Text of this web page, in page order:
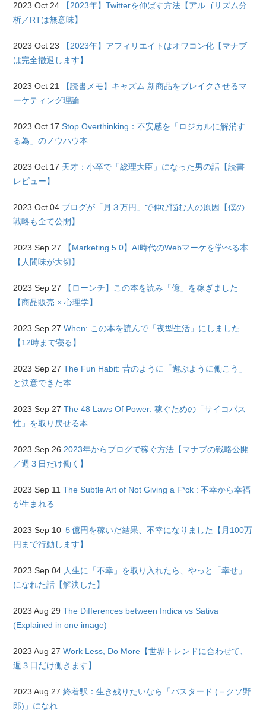
2023 Oct 24
【2023年】Twitterを伸ばす方法【アルゴリズム分
析／RTは無意味】
2023 Oct 23
【2023年】アフィリエイトはオワコン化【マナブ
は完全撤退します】
2023 Oct 21
【読書メモ】キャズム 新商品をブレイクさせるマ
ーケティング理論
2023 Oct 17 Stop Overthinking：不安感を「ロジカルに解消す
る為」のノウハウ本
2023 Oct 17 天才：小卒で「総理大臣」になった男の話【読書
レビュー】
2023 Oct 04 ブログが「月３万円」で伸び悩む人の原因【僕の
戦略も全て公開】
2023 Sep 27
【Marketing 5.0】AI時代のWebマーケを学べる本
【人間味が大切】
2023 Sep 27
【ローンチ】この本を読み「億」を稼ぎました
【商品販売 × 心理学】
2023 Sep 27 When: この本を読んで「夜型生活」にしました
【12時まで寝る】
2023 Sep 27 The Fun Habit: 昔のように「遊ぶように働こう」
と決意できた本
2023 Sep 27 The 48 Laws Of Power: 稼ぐための「サイコパス
性」を取り戻せる本
2023 Sep 26 2023年からブログで稼ぐ方法【マナブの戦略公開
／週３日だけ働く】
2023 Sep 11 The Subtle Art of Not Giving a F*ck : 不幸から幸福
が生まれる
2023 Sep 10 ５億円を稼いだ結果、不幸になりました【月100万
円まで行動します】
2023 Sep 04 人生に「不幸」を取り入れたら、やっと「幸せ」
になれた話【解決した】
2023 Aug 29 The Differences between Indica vs Sativa
(Explained in one image)
2023 Aug 27 Work Less, Do More【世界トレンドに合わせて、
週３日だけ働きます】
2023 Aug 27 終着駅：生き残りたいなら「バスタード (＝クソ野
郎)」になれ